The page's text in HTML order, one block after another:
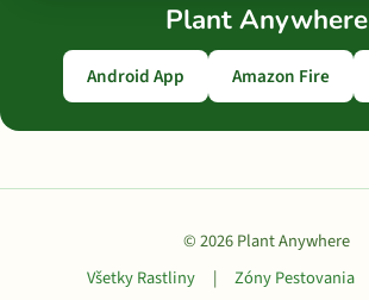
Plant Anywhere
Android App Amazon Fire
© 2026 Plant Anywhere
Všetky Rastliny
| Zóny Pestovania